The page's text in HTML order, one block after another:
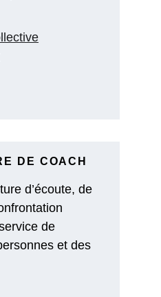
DE COACH
d’écoute, de
de
et des